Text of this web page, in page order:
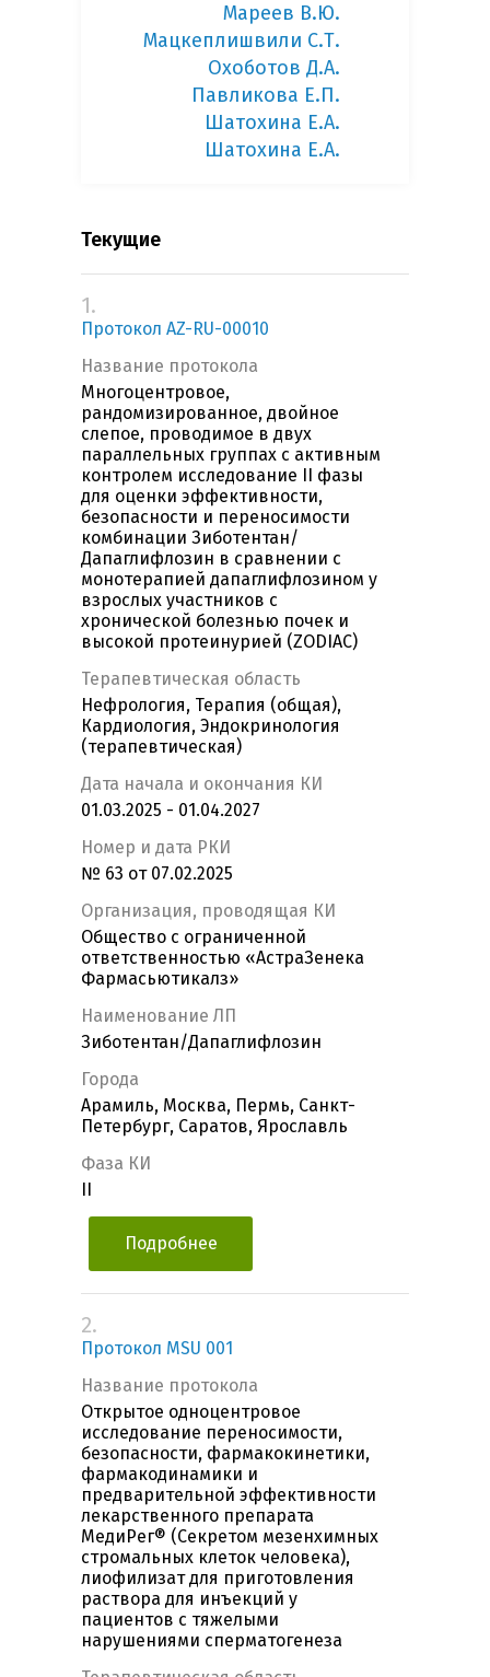
Мареев В.Ю.
Мацкеплишвили С.Т.
Охоботов Д.А.
Павликова Е.П.
Шатохина Е.А.
Шатохина Е.А.
Текущие
1.
Протокол AZ-RU-00010
Название протокола
Многоцентровое,
рандомизированное, двойное
слепое, проводимое в двух
параллельных группах с активным
контролем исследование II фазы
для оценки эффективности,
безопасности и переносимости
комбинации Зиботентан/
Дапаглифлозин в сравнении с
монотерапией дапаглифлозином у
взрослых участников с
хронической болезнью почек и
высокой протеинурией (ZODIAC)
Терапевтическая область
Нефрология, Терапия (общая),
Кардиология, Эндокринология
(терапевтическая)
Дата начала и окончания КИ
01.03.2025 - 01.04.2027
Номер и дата РКИ
№ 63 от 07.02.2025
Организация, проводящая КИ
Общество с ограниченной
ответственностью «АстраЗенека
Фармасьютикалз»
Наименование ЛП
Зиботентан/Дапаглифлозин
Города
Арамиль, Москва, Пермь, Санкт-
Петербург, Саратов, Ярославль
Фаза КИ
Подробнее
2.
Протокол MSU 001
Название протокола
Открытое одноцентровое
исследование переносимости,
безопасности, фармакокинетики,
фармакодинамики и
предварительной эффективности
лекарственного препарата
МедиРег® (Секретом мезенхимных
стромальных клеток человека),
лиофилизат для приготовления
раствора для инъекций у
пациентов с тяжелыми
нарушениями сперматогенеза